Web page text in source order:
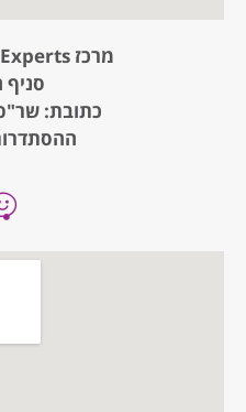
מרכז ME - Mental Experts,
סניף
כתובת:
ההסתדרות 55,